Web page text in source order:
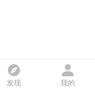
发现 我的